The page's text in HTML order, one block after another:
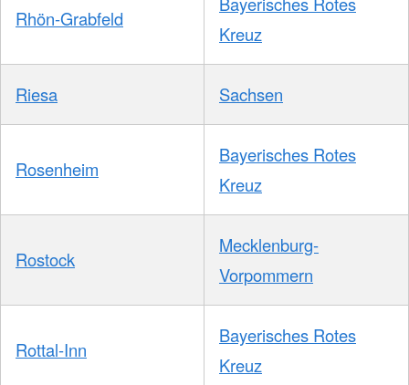
Rhön-Grabfeld
Kreuz
Riesa Sachsen
Rosenheim
Bayerisches Rotes
Kreuz
Rostock
Mecklenburg-
Vorpommern
Rottal-Inn
Bayerisches Rotes
Kreuz